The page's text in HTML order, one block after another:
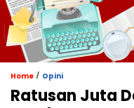
Home / Opini
Ratusan Juta